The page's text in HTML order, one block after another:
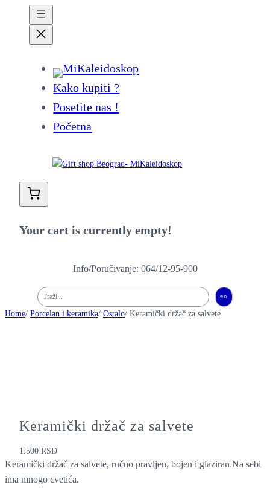
Kako kupiti ?
Posetite nas !
Početna
Your cart is currently empty!
Info/Poručivanje: 064/12-95-900
Pretraga 👀
Home/ Porcelan i keramika/ Ostalo/ Keramički držač za salvete
Keramički držač za salvete
1.500RSD
Keramički držač za salvete, ručno pravljen, bojen i glaziran.Na sebi
ima mnogo cvetića.